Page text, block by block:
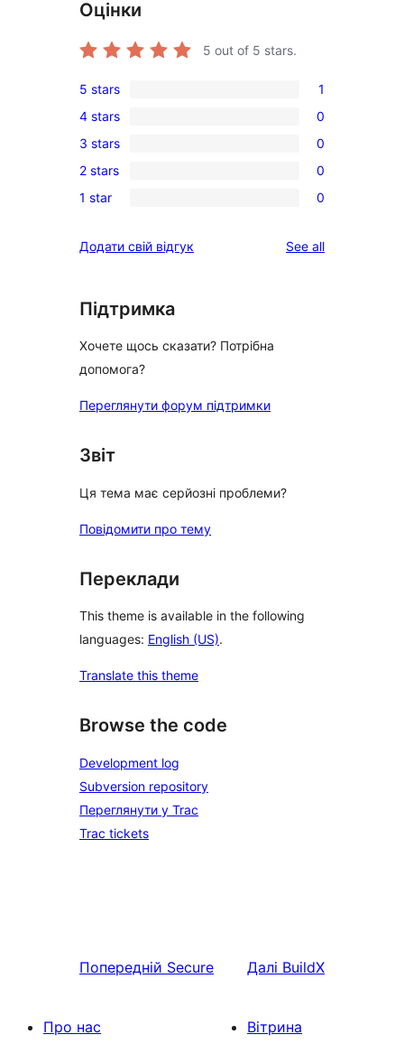
Оцінки
5 out of 5 stars.
1
5-
star
review
5 stars 1
0
4-
star
reviews
4 stars 0
0
3-
star
3 stars 0
0
2-
reviews
2 stars 0
0
star
1 star 0
Додати свій відгук See allreviews
Підтримка
Хочете щось сказати? Потрібна
допомога?
Переглянути форум підтримки
Звіт
Ця тема має серйозні проблеми?
Повідомити про тему
Переклади
This theme is available in the following
languages: English (US).
Translate this theme
Browse the code
Development log
Subversion repository
Переглянути у Trac
Trac tickets
Попередній Secure Далі BuildX
Про нас
Вітрина